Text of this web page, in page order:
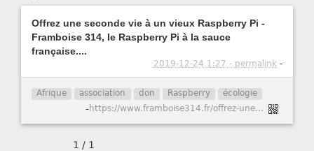
Offrez une seconde vie à un vieux Raspberry Pi -
Framboise 314, le Raspberry Pi à la sauce
française....
2019-12-24 1:27 - permalink -
Afrique association don Raspberry écologie
- https://www.framboise314.fr/offrez-une-seconde-vie-a-un-vieux-raspberry-pi/
1 / 1